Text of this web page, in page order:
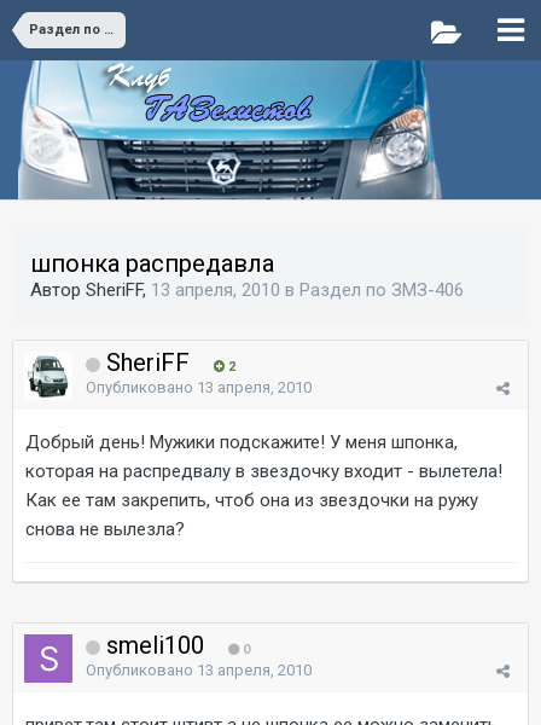
Раздел по ЗМЗ-406
шпонка распредавла
Автор SheriFF, 13 апреля, 2010 в Раздел по ЗМЗ-406
SheriFF 2
Опубликовано 13 апреля, 2010
Добрый день! Мужики подскажите! У меня шпонка,
которая на распредвалу в звездочку входит - вылетела!
Как ее там закрепить, чтоб она из звездочки на ружу
снова не вылезла?
smeli100 0
Опубликовано 13 апреля, 2010